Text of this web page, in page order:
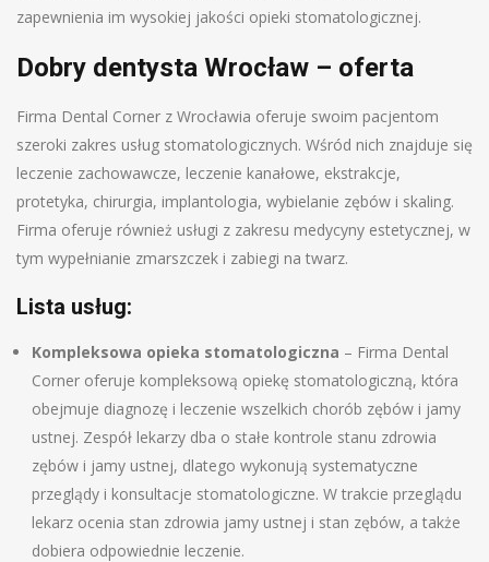
zapewnienia im wysokiej jakości opieki stomatologicznej.
Dobry dentysta Wrocław – oferta
Firma Dental Corner z Wrocławia oferuje swoim pacjentom
szeroki zakres usług stomatologicznych. Wśród nich znajduje się
leczenie zachowawcze, leczenie kanałowe, ekstrakcje,
protetyka, chirurgia, implantologia, wybielanie zębów i skaling.
Firma oferuje również usługi z zakresu medycyny estetycznej, w
tym wypełnianie zmarszczek i zabiegi na twarz.
Lista usług:
Kompleksowa opieka stomatologiczna – Firma Dental
Corner oferuje kompleksową opiekę stomatologiczną, która
obejmuje diagnozę i leczenie wszelkich chorób zębów i jamy
ustnej. Zespół lekarzy dba o stałe kontrole stanu zdrowia
zębów i jamy ustnej, dlatego wykonują systematyczne
przeglądy i konsultacje stomatologiczne. W trakcie przeglądu
lekarz ocenia stan zdrowia jamy ustnej i stan zębów, a także
dobiera odpowiednie leczenie.